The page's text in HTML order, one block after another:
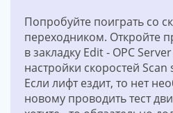
Попробуйте поиграть со
переходником. Откройте
в закладку Edit - OPC
настройки скоростей
Если лифт ездит, то нет
новому проводить тест